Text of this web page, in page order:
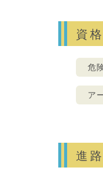
資
危
ア
進